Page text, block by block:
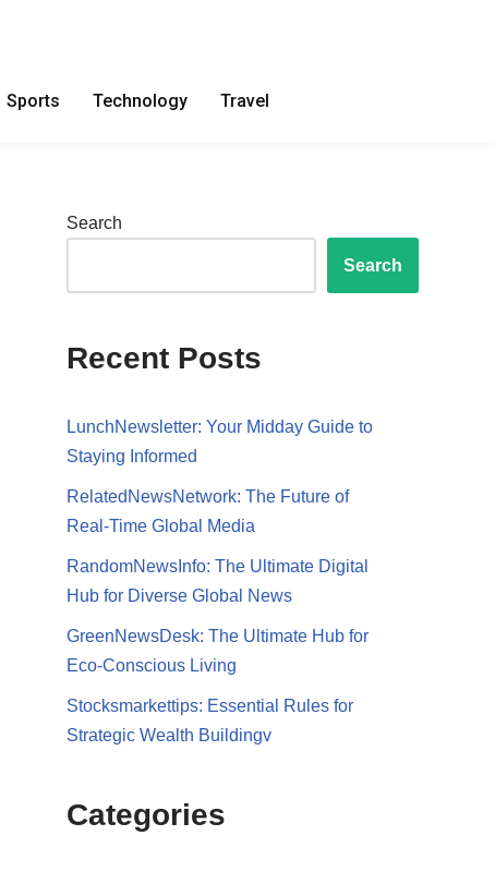
Sports Technology Travel
Search
Search
Recent Posts
LunchNewsletter: Your Midday Guide to
Staying Informed
RelatedNewsNetwork: The Future of
Real-Time Global Media
RandomNewsInfo: The Ultimate Digital
Hub for Diverse Global News
GreenNewsDesk: The Ultimate Hub for
Eco-Conscious Living
Stocksmarkettips: Essential Rules for
Strategic Wealth Buildingv
Categories